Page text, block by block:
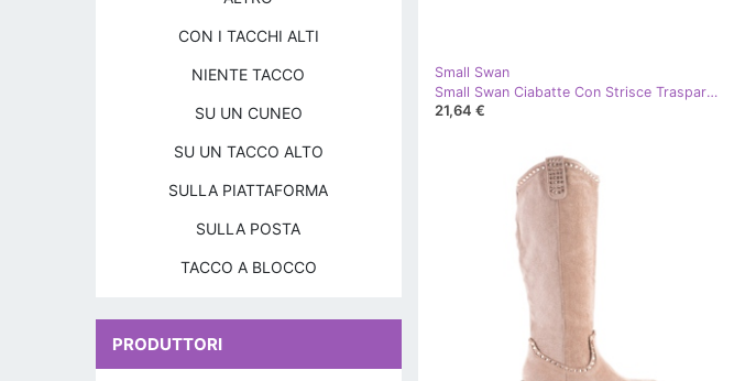
Small Swan
Small Swan Ciabatte Con Strisce Trasparenti beige
21,64 €
CON I TACCHI ALTI
NIENTE TACCO
SU UN CUNEO
SU UN TACCO ALTO
SULLA PIATTAFORMA
SULLA POSTA
TACCO A BLOCCO
PRODUTTORI